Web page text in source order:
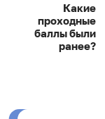
Какие
проходные
баллы были
ранее?